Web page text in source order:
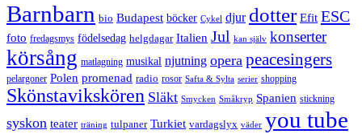
Barnbarn bio Budapest böcker Cykel djur dotter Efit ESC
foto fredagsmys födelsedag helgdagar Italien Jul kan själv konserter
körsång matlagning musikal njutning opera peacesingers
pelargoner Polen promenad radio rosor Safta & Sylta serier shopping
Skönstavikskören Släkt Smycken Småkryp Spanien stickning
syskon teater träning tulpaner Turkiet vardagslyx väder you tube